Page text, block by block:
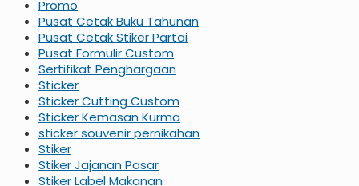
Promo
Pusat Cetak Buku Tahunan
Pusat Cetak Stiker Partai
Pusat Formulir Custom
Sertifikat Penghargaan
Sticker
Sticker Cutting Custom
Sticker Kemasan Kurma
sticker souvenir pernikahan
Stiker
Stiker Jajanan Pasar
Stiker Label Makanan